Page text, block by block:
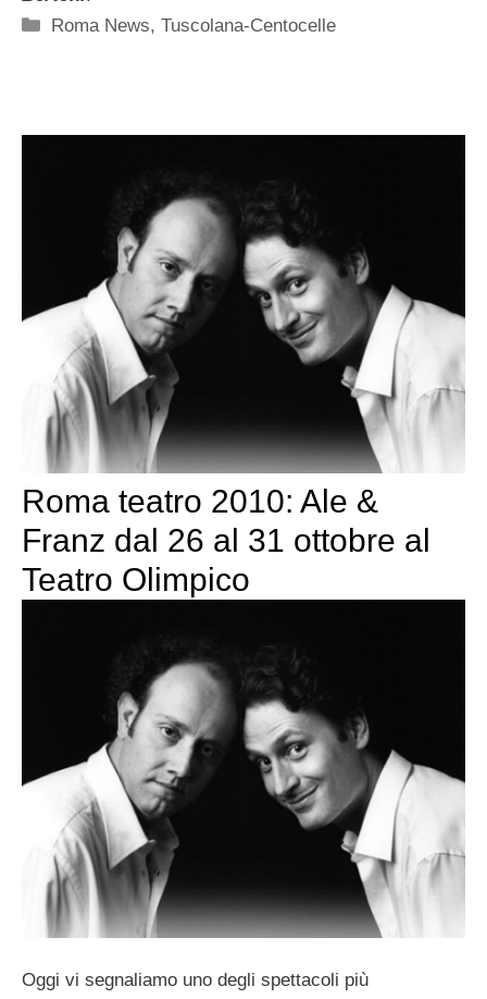
Categorie
Roma News,Tuscolana-Centocelle
Roma teatro 2010: Ale &
Franz dal 26 al 31 ottobre al
Teatro Olimpico
Oggi vi segnaliamo uno degli spettacoli più